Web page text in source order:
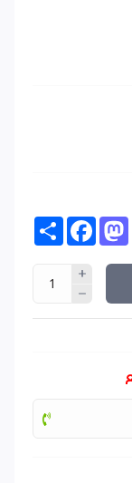
Share